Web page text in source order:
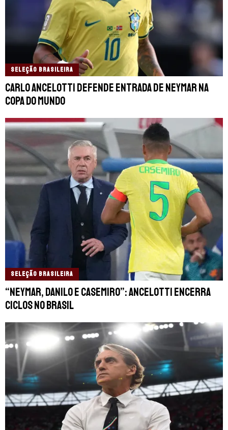
SELEÇÃO BRASILEIRA
Carlo Ancelotti defende entrada de Neymar na
Copa do Mundo
SELEÇÃO BRASILEIRA
“Neymar, Danilo e Casemiro”: Ancelotti encerra
ciclos no Brasil